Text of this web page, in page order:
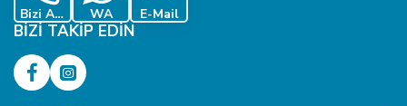
Bizi Ara WA E-Mail
BIZI TAKIP EDIN